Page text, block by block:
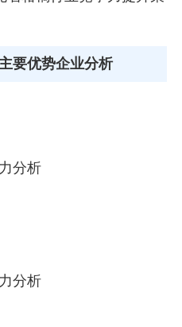
要优势企业分析
分析
分析